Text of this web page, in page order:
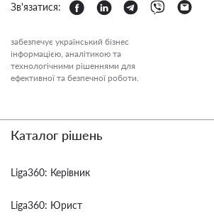
Зв'язатися:
забезпечує український бізнес
інформацією, аналітикою та
технологічними рішеннями для
ефективної та безпечної роботи.
Каталог рішень
Liga360: Керівник
Liga360: Юрист